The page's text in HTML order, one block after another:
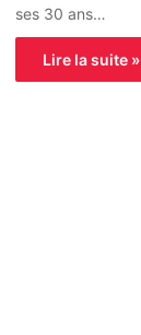
ses 30 ans…
Lire la suite »